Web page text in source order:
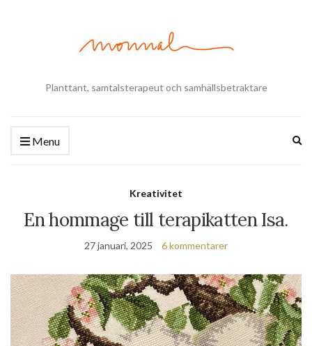
Planttant, samtalsterapeut och samhällsbetraktare
Menu
Kreativitet
En hommage till terapikatten Isa.
27 januari, 2025 6 kommentarer